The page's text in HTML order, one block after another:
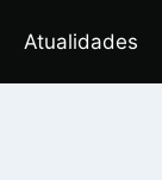
Atualidades